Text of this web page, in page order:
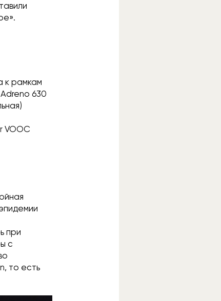
к рамкам
630
VOOC
при
с
то есть